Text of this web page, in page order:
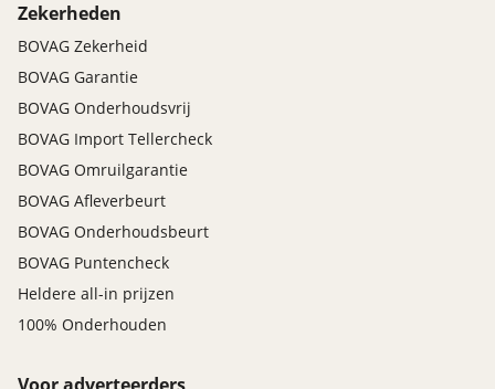
Zekerheden
BOVAG Zekerheid
BOVAG Garantie
BOVAG Onderhoudsvrij
BOVAG Import Tellercheck
BOVAG Omruilgarantie
BOVAG Afleverbeurt
BOVAG Onderhoudsbeurt
BOVAG Puntencheck
Heldere all-in prijzen
100% Onderhouden